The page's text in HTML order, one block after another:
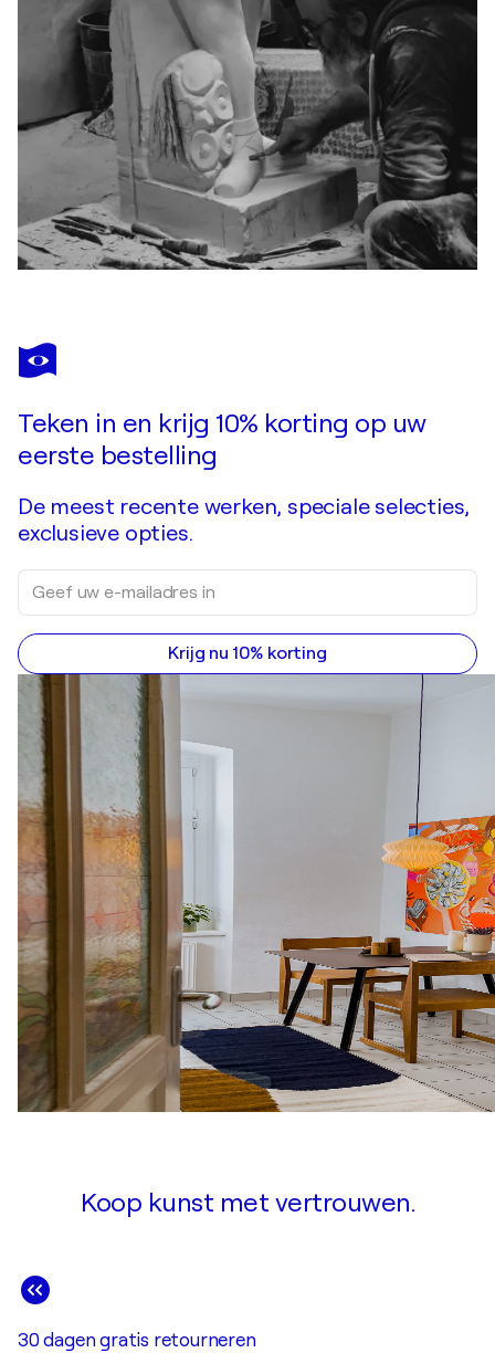
Teken in en krijg 10% korting op uw
eerste bestelling
De meest recente werken, speciale selecties,
exclusieve opties.
Krijg nu 10% korting
Koop kunst met vertrouwen.
30 dagen gratis retourneren